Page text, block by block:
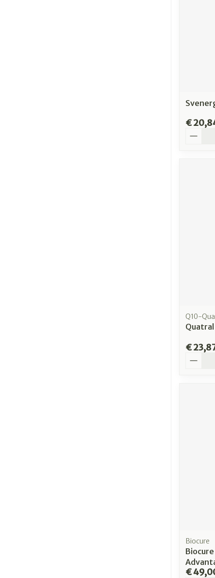
€
Q10-
Quatral
€
Biocure
€